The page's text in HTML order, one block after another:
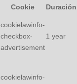
Cookie
Duración
cookielawinfo-
checkbox-
advertisement
1 year
cookielawinfo-